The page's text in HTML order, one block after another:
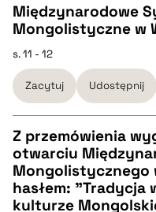
Międzynarodowe
Mongolistyczne w
s. 11 - 12
Zacytuj Udostępnij
CZYSTY TEKST
Z przemówienia
otwarciu
Mongolistycznego
hasłem: "Tradycja
kulturze